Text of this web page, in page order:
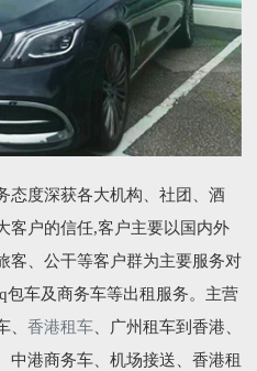
态度深获各大机构、社团、酒
客户的信任,客户主要以国内外
客、公干等客户群为主要服务对
车及商务车等出租服务。主营
香港租车、广州租车到香港、
中港商务车、机场接送、香港租